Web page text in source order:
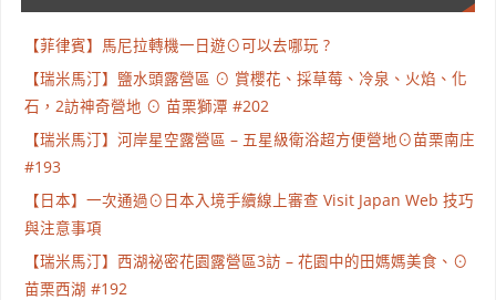
【菲律賓】馬尼拉轉機一日遊⊙可以去哪玩 ?
【瑞米馬汀】鹽水頭露營區 ⊙ 賞櫻花、採草莓、冷泉、火焰、化
石，2訪神奇營地 ⊙ 苗栗獅潭 #202
【瑞米馬汀】河岸星空露營區 – 五星級衛浴超方便營地⊙苗栗南庄
#193
【日本】一次通過⊙日本入境手續線上審查 Visit Japan Web 技巧
與注意事項
【瑞米馬汀】西湖祕密花園露營區3訪 – 花園中的田媽媽美食、⊙
苗栗西湖 #192